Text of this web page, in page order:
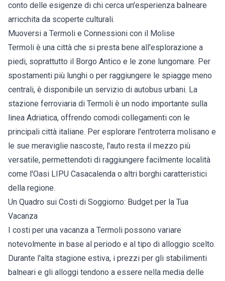
conto delle esigenze di chi cerca un'esperienza balneare
arricchita da scoperte culturali.
Muoversi a Termoli e Connessioni con il Molise
Termoli è una città che si presta bene all'esplorazione a
piedi, soprattutto il Borgo Antico e le zone lungomare. Per
spostamenti più lunghi o per raggiungere le spiagge meno
centrali, è disponibile un servizio di autobus urbani. La
stazione ferroviaria di Termoli è un nodo importante sulla
linea Adriatica, offrendo comodi collegamenti con le
principali città italiane. Per esplorare l'entroterra molisano e
le sue meraviglie nascoste, l'auto resta il mezzo più
versatile, permettendoti di raggiungere facilmente località
come l'Oasi LIPU Casacalenda o altri borghi caratteristici
della regione.
Un Quadro sui Costi di Soggiorno: Budget per la Tua
Vacanza
I costi per una vacanza a Termoli possono variare
notevolmente in base al periodo e al tipo di alloggio scelto.
Durante l'alta stagione estiva, i prezzi per gli stabilimenti
balneari e gli alloggi tendono a essere nella media delle